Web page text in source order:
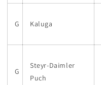
G Kaluga
G
Steyr-Daimler
Puch